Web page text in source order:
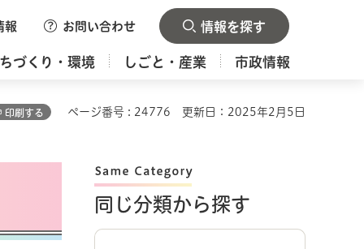
報 お問い合わせ 情報を探す
づくり・環境 しごと・産業 市政情報
印刷する ページ番号 : 24776 更新日：2025年2月5日
同じ分類から探す